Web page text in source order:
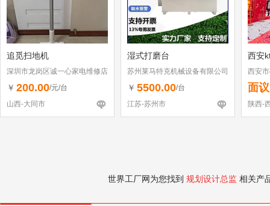
追觅扫地机
深圳市龙岗区诚一心家电维修店
（个体工商户）
￥ 200.00/元/台
山西-大同市
湿式打磨台
苏州莱马特克机械设备有限公司
￥ 5500.00/台
江苏-苏州市
西安
西安
面议
陕西-
世界工厂网为您找到 规划设计总监 相关产